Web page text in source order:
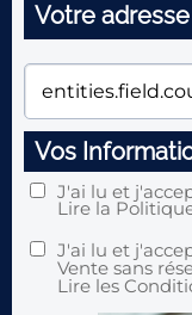
Votre
Vos
J'ai lu et
Lire la
J'ai lu et
Vente sans
Lire les